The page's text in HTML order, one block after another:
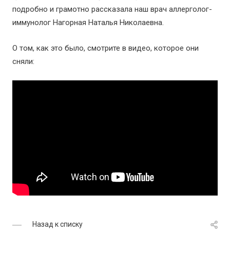
подробно и грамотно рассказала наш врач аллерголог-
иммунолог Нагорная Наталья Николаевна.
О том, как это было, смотрите в видео, которое они
сняли:
Назад к списку